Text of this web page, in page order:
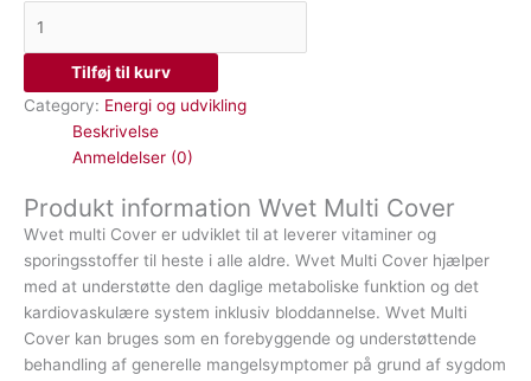
Tilføj til kurv
Category: Energi og udvikling
Beskrivelse
Anmeldelser (0)
Produkt information Wvet Multi Cover
Wvet multi Cover er udviklet til at leverer vitaminer og
sporingsstoffer til heste i alle aldre. Wvet Multi Cover hjælper
med at understøtte den daglige metaboliske funktion og det
kardiovaskulære system inklusiv bloddannelse. Wvet Multi
Cover kan bruges som en forebyggende og understøttende
behandling af generelle mangelsymptomer på grund af sygdom